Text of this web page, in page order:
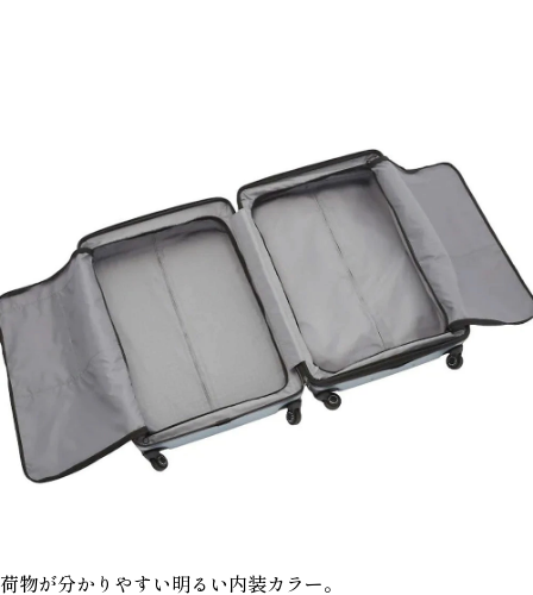
荷物が分かりやすい明るい内装カラー。